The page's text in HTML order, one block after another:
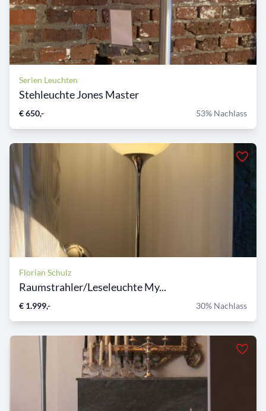
Serien Leuchten
Stehleuchte Jones Master
€ 650,- 53% Nachlass
Florian Schulz
Raumstrahler/Leseleuchte My...
€ 1.999,- 30% Nachlass